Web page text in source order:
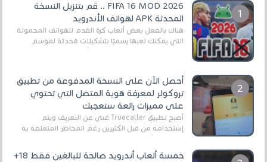
FIFA 16 MOD 2026 .. قم بتنزيل النسخة
المحدثة APK لهواتف الأندرويد
هناك بالفعل بعض ألعاب كرة القدم للهواتف المحمولة
التي يمكنك لعبها رسميًا بتشكيلات مُحدثة لموسم
أحصل الآن على النسخة المدفوعة من تطبيق
تروكولر لمعرفة هوية المتصل التي تحتوي
على مميزات رائعة ستعجبك
أصبح تطبيق Truecaller غني عن التعريف ويتم
إستخدامه من قبل الكثيرين رغم المخاطر المتعلقه به
خمسة ألعاب أندرويد صالحة للبالغين فقط 18+